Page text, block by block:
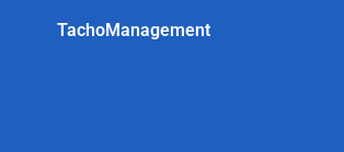
TachoManagement